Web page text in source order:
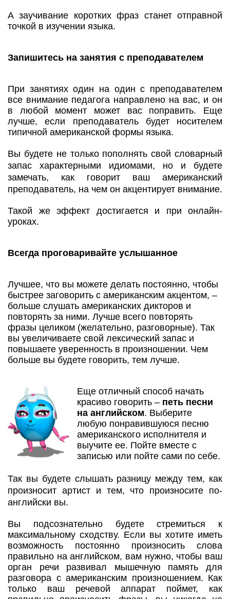
А заучивание коротких фраз станет отправной
точкой в изучении языка.
Запишитесь на занятия с преподавателем
При занятиях один на один с преподавателем
все внимание педагога направлено на вас, и он
в любой момент может вас поправить. Еще
лучше, если преподаватель будет носителем
типичной американской формы языка.
Вы будете не только пополнять свой словарный
запас характерными идиомами, но и будете
замечать, как говорит ваш американский
преподаватель, на чем он акцентирует внимание.
Такой же эффект достигается и при онлайн-
уроках.
Всегда проговаривайте услышанное
Лучшее, что вы можете делать постоянно, чтобы
быстрее заговорить с американским акцентом, –
больше слушать американских дикторов и
повторять за ними. Лучше всего повторять
фразы целиком (желательно, разговорные). Так
вы увеличиваете свой лексический запас и
повышаете уверенность в произношении. Чем
больше вы будете говорить, тем лучше.
Еще отличный способ начать
красиво говорить – петь песни
на английском. Выберите
любую понравившуюся песню
американского исполнителя и
выучите ее. Пойте вместе с
записью или пойте сами по себе.
Так вы будете слышать разницу между тем, как
произносит артист и тем, что произносите по-
английски вы.
Вы подсознательно будете стремиться к
максимальному сходству. Если вы хотите иметь
возможность постоянно произносить слова
правильно на английском, вам нужно, чтобы ваш
орган речи развивал мышечную память для
разговора с американским произношением. Как
только ваш речевой аппарат поймет, как